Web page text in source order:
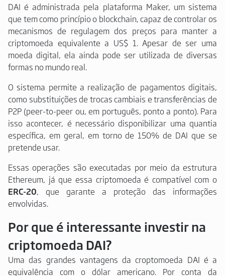
DAI é administrada pela plataforma Maker, um sistema
que tem como princípio o blockchain, capaz de controlar os
mecanismos de regulagem dos preços para manter a
criptomoeda equivalente a US$ 1. Apesar de ser uma
moeda digital, ela ainda pode ser utilizada de diversas
formas no mundo real.
O sistema permite a realização de pagamentos digitais,
como substituições de trocas cambiais e transferências de
P2P (peer-to-peer ou, em português, ponto a ponto). Para
isso acontecer, é necessário disponibilizar uma quantia
específica, em geral, em torno de 150% de DAI que se
pretende usar.
Essas operações são executadas por meio da estrutura
Ethereum, já que essa criptomoeda é compatível com o
ERC-20, que garante a proteção das informações
envolvidas.
Por que é interessante investir na
criptomoeda DAI?
Uma das grandes vantagens da croptomoeda DAI é a
equivalência com o dólar americano. Por conta da